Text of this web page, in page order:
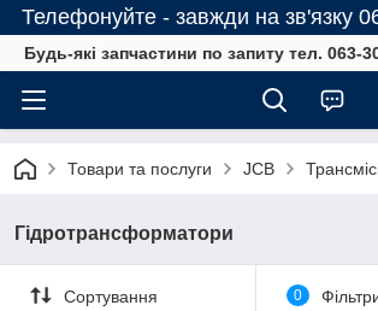
Телефонуйте - завжди на зв'язку
Будь-які запчастини по запиту тел. 063-
Товари та послуги JCB
Гідротрансформатори
Сортування 0